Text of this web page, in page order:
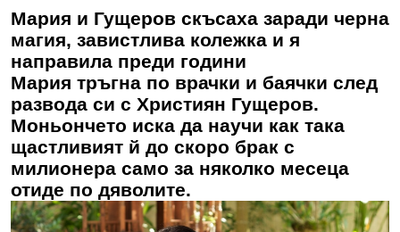
Мария и Гущеров скъсаха заради черна
магия, завистлива колежка и я
направила преди години
Мария тръгна по врачки и баячки след
развода си с Християн Гущеров.
Моньончето иска да научи как така
щастливият й до скоро брак с
милионера само за няколко месеца
отиде по дяволите.